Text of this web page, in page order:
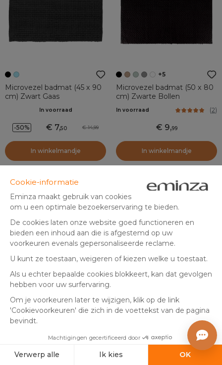
Microvezel badmat (45 x 90
cm) Zwart Gaas
In voorraad
-50% 7,50 14,99
In winkelmandje
+5
Microvezel badmat (50 x 80
cm) Zwarte Bollen
In voorraad (2)
9,99
In winkelmandje
Microvezel badmat (50 x 80
cm) Cappuccino Ballen
Badmat met
geheugenschuim (50 x 80
10)
12,99